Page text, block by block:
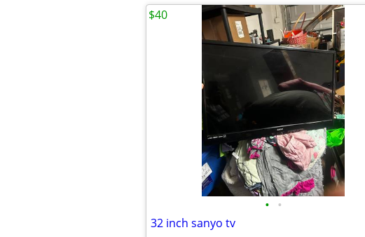
• •
32 inch sanyo tv
$40